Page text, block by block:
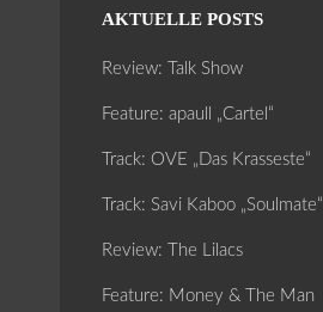
AKTUELLE POSTS
Review: Talk Show
Feature: apaull „Cartel“
Track: OVE „Das Krasseste“
Track: Savi Kaboo „Soulmate“
Review: The Lilacs
Feature: Money & The Man